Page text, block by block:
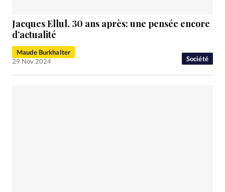
Société
Jacques Ellul, 30 ans après: une pensée encore
d’actualité
Maude Burkhalter
29 Nov 2024